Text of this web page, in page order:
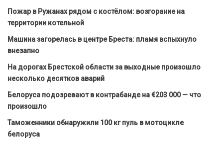
Пожар в Ружанах рядом с костёлом: возгорание на
территории котельной
Машина загорелась в центре Бреста: пламя вспыхнуло
внезапно
На дорогах Брестской области за выходные произошло
несколько десятков аварий
Белоруса подозревают в контрабанде на €203 000 — что
произошло
Таможенники обнаружили 100 кг пуль в мотоцикле
белоруса